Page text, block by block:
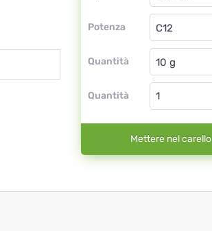
Potenza
Globuli
C12
Quantità
Globuli
Quantità
Mettere nel carello